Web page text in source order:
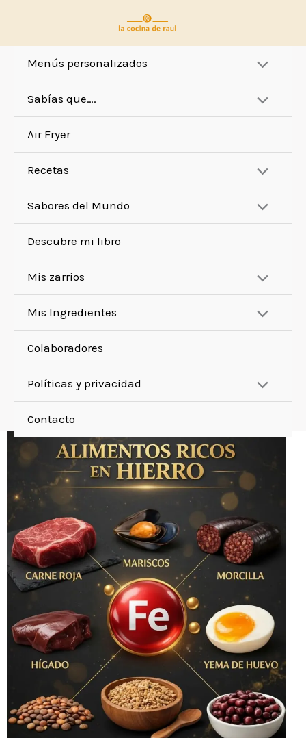
Menús personalizados
Sabías que….
Air Fryer
Recetas
Sabores del Mundo
Descubre mi libro
Mis zarrios
Mis Ingredientes
Colaboradores
Políticas y privacidad
Contacto